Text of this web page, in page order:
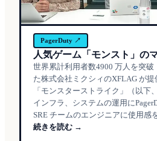
PagerDuty ↗
人気ゲーム「モンスト」の
世界累計利用者数4900 万人を突破
た株式会社ミクシィのXFLAG が提
「モンスターストライク」（以下
インフラ、システムの運用に
SRE チームのエンジニアに使用感
続きを読む →